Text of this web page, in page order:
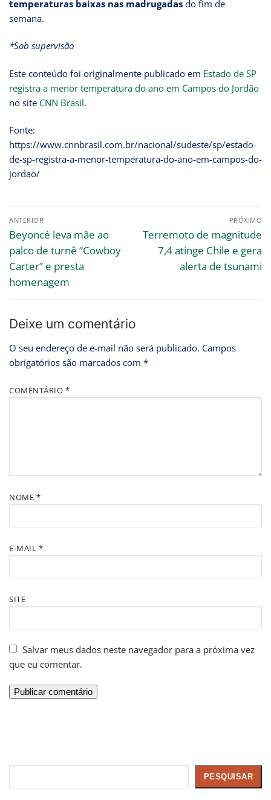
temperaturas baixas nas madrugadas do fim de
semana.
*Sob supervisão
Este conteúdo foi originalmente publicado em Estado de SP
registra a menor temperatura do ano em Campos do Jordão
no site CNN Brasil.
Fonte:
https://www.cnnbrasil.com.br/nacional/sudeste/sp/estado-
de-sp-registra-a-menor-temperatura-do-ano-em-campos-do-
jordao/
ANTERIOR
Beyoncé leva mãe ao
palco de turnê “Cowboy
Carter” e presta
homenagem
PRÓXIMO
Terremoto de magnitude
7,4 atinge Chile e gera
alerta de tsunami
Deixe um comentário
O seu endereço de e-mail não será publicado. Campos
obrigatórios são marcados com *
COMENTÁRIO *
NOME *
E-MAIL *
SITE
Salvar meus dados neste navegador para a próxima vez
que eu comentar.
PESQUISAR